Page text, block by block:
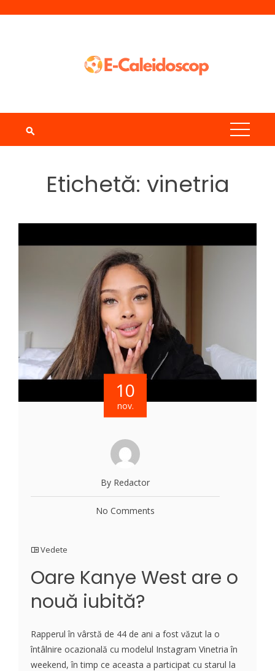
Etichetă: vinetria
10
nov.
By Redactor
No Comments
Vedete
Oare Kanye West are o
nouă iubită?
Rapperul în vârstă de 44 de ani a fost văzut la o
întâlnire ocazională cu modelul Instagram Vinetria în
weekend, în timp ce aceasta a participat cu starul la